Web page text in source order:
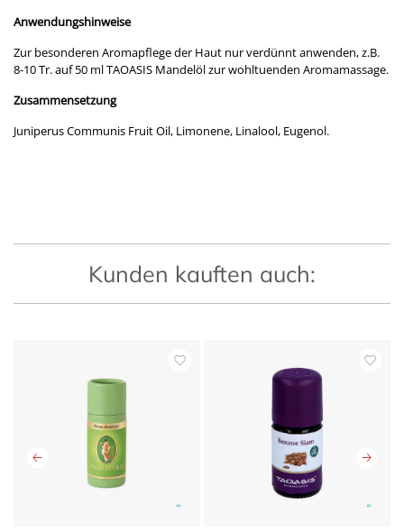
Anwendungshinweise
Zur besonderen Aromapflege der Haut nur verdünnt anwenden, z.B.
8-10 Tr. auf 50 ml TAOASIS Mandelöl zur wohltuenden Aromamassage.
Zusammensetzung
Juniperus Communis Fruit Oil, Limonene, Linalool, Eugenol.
Kunden kauften auch: